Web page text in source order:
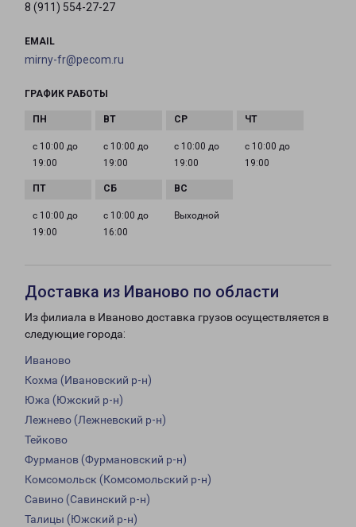
8 (911) 554-27-27
EMAIL
mirny-fr@pecom.ru
ГРАФИК РАБОТЫ
с 10:00 до
19:00
с 10:00 до
19:00
с 10:00 до
19:00
с 10:00 до
19:00
с 10:00 до
19:00
с 10:00 до
16:00
Выходной
Доставка из Иваново по области
Из филиала в Иваново доставка грузов осуществляется в
следующие города:
Иваново
Кохма (Ивановский р-н)
Южа (Южский р-н)
Лежнево (Лежневский р-н)
Тейково
Фурманов (Фурмановский р-н)
Комсомольск (Комсомольский р-н)
Савино (Савинский р-н)
Талицы (Южский р-н)